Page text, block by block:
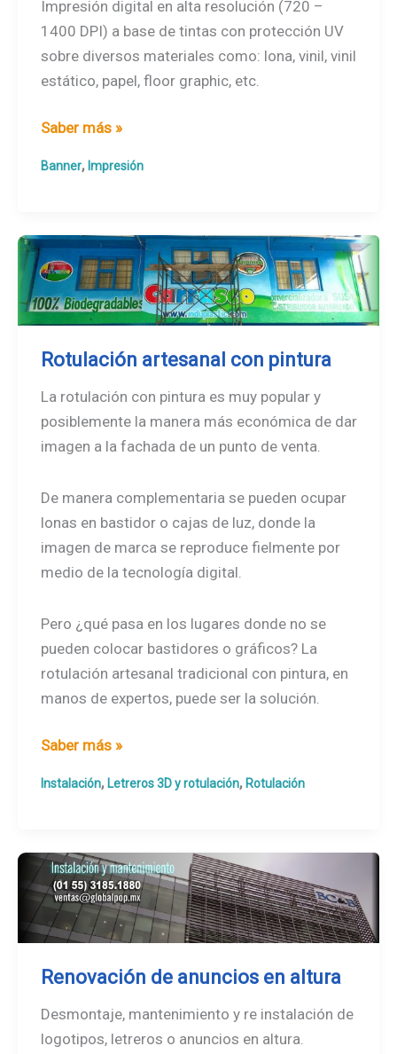
Impresión digital en alta resolución (720 –
1400 DPI) a base de tintas con protección UV
sobre diversos materiales como: lona, vinil, vinil
estático, papel, floor graphic, etc.
Impresión
calidad
Saber más »
Banner, Impresión
Rotulación artesanal con pintura
La rotulación con pintura es muy popular y
posiblemente la manera más económica de dar
imagen a la fachada de un punto de venta.
De manera complementaria se pueden ocupar
lonas en bastidor o cajas de luz, donde la
imagen de marca se reproduce fielmente por
medio de la tecnología digital.
Pero ¿qué pasa en los lugares donde no se
pueden colocar bastidores o gráficos? La
rotulación artesanal tradicional con pintura, en
manos de expertos, puede ser la solución.
Rotulación
Saber más »
Instalación, Letreros 3D y rotulación, Rotulación
Renovación de anuncios en altura
Desmontaje, mantenimiento y re instalación de
logotipos, letreros o anuncios en altura.